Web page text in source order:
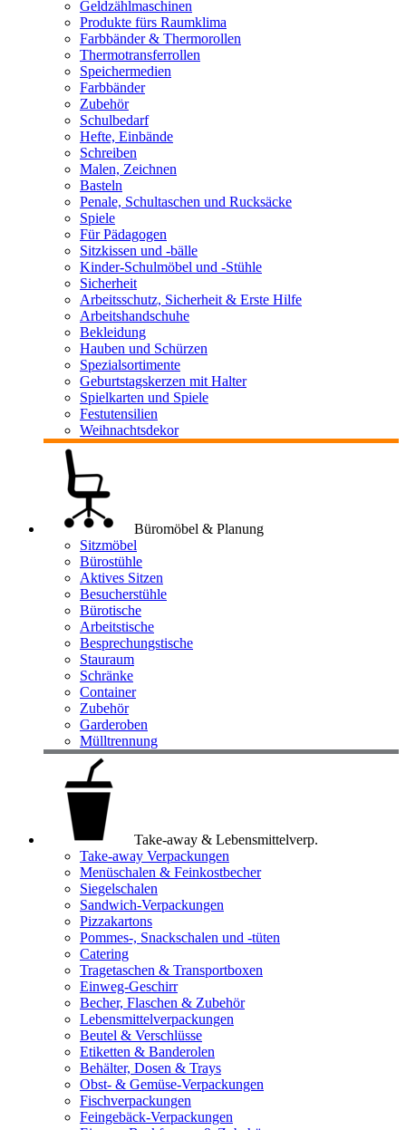
Geldzählmaschinen
Produkte fürs Raumklima
Farbbänder & Thermorollen
Thermotransferrollen
Speichermedien
Farbbänder
Zubehör
Schulbedarf
Hefte, Einbände
Schreiben
Malen, Zeichnen
Basteln
Penale, Schultaschen und Rucksäcke
Spiele
Für Pädagogen
Sitzkissen und -bälle
Kinder-Schulmöbel und -Stühle
Sicherheit
Arbeitsschutz, Sicherheit & Erste Hilfe
Arbeitshandschuhe
Bekleidung
Hauben und Schürzen
Spezialsortimente
Geburtstagskerzen mit Halter
Spielkarten und Spiele
Festutensilien
Weihnachtsdekor
Büromöbel & Planung
Sitzmöbel
Bürostühle
Aktives Sitzen
Besucherstühle
Bürotische
Arbeitstische
Besprechungstische
Stauraum
Schränke
Container
Zubehör
Garderoben
Mülltrennung
Take-away & Lebensmittelverp.
Take-away Verpackungen
Menüschalen & Feinkostbecher
Siegelschalen
Sandwich-Verpackungen
Pizzakartons
Pommes-, Snackschalen und -tüten
Catering
Tragetaschen & Transportboxen
Einweg-Geschirr
Becher, Flaschen & Zubehör
Lebensmittelverpackungen
Beutel & Verschlüsse
Etiketten & Banderolen
Behälter, Dosen & Trays
Obst- & Gemüse-Verpackungen
Fischverpackungen
Feingebäck-Verpackungen